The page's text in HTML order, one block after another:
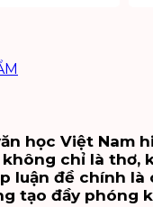
học Việt Nam
chỉ là thơ,
luận đề chính
tạo đầy phóng